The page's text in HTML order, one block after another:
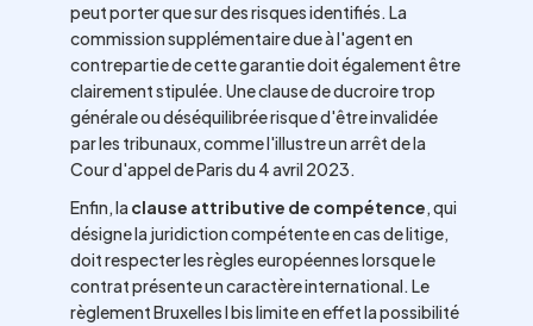
peut porter que sur des risques identifiés. La
commission supplémentaire due à l'agent en
contrepartie de cette garantie doit également être
clairement stipulée. Une clause de ducroire trop
générale ou déséquilibrée risque d'être invalidée
par les tribunaux, comme l'illustre un arrêt de la
Cour d'appel de Paris du 4 avril 2023.
Enfin, la clause attributive de compétence, qui
désigne la juridiction compétente en cas de litige,
doit respecter les règles européennes lorsque le
contrat présente un caractère international. Le
règlement Bruxelles I bis limite en effet la possibilité